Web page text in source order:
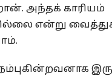
அந்தக் காரியம்
என்று